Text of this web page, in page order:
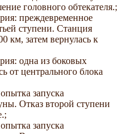
головного обтекателя.;
преждевременное
ступени. Станция
км, затем вернулась к
одна из боковых
от центрального блока
запуска
Отказ второй ступени
запуска